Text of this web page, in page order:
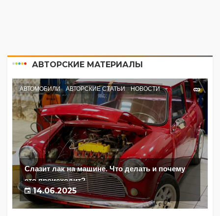
АВТОРСКИЕ МАТЕРИАЛЫ
АВТОМОБИЛИ АВТОРСКИЕ СТАТЬИ НОВОСТИ
Слазит лак на машине. Что делать и почему
это происходит?
14.06.2025